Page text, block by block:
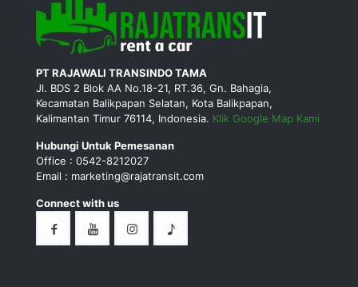
PT RAJAWALI TRANSINDO TAMA
Jl. BDS 2 Blok AA No.18-21, RT.36, Gn. Bahagia,
Kecamatan Balikpapan Selatan, Kota Balikpapan,
Kalimantan Timur 76114, Indonesia. Klik Google Map Kami
Hubungi Untuk Pemesanan
Office : 0542-8212027
Email : marketing@rajatransit.com
Connect with us